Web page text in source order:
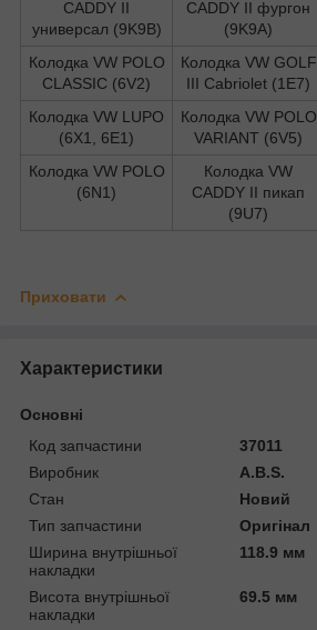
CADDY II
универсал (9K9B)
CADDY II фургон
(9K9A)
Колодка VW POLO
CLASSIC (6V2)
Колодка VW GOLF
III Cabriolet (1E7)
Колодка VW LUPO
(6X1, 6E1)
Колодка VW POLO
VARIANT (6V5)
Колодка VW POLO
(6N1)
Колодка VW
CADDY II пикап
(9U7)
Приховати
Характеристики
Основні
Код запчастини
37011
Виробник
A.B.S.
Стан
Новий
Тип запчастини
Оригінал
Ширина внутрішньої
накладки
118.9 мм
Висота внутрішньої
накладки
69.5 мм